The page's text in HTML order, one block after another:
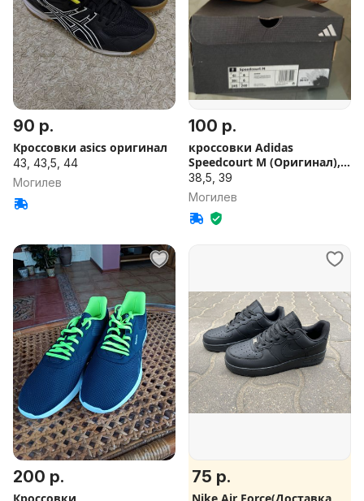
90 р.
Кроссовки asics оригинал
43, 43,5, 44
Могилев
100 р.
кроссовки Adidas
Speedcourt M (Оригинал),
р. 39.5
38,5, 39
Могилев
200 р. 75 р.